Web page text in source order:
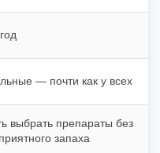
— почти как у всех
выбрать препараты без
запаха